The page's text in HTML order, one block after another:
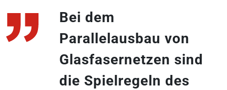
Bei dem
Parallelausbau von
Glasfasernetzen sind
die Spielregeln des